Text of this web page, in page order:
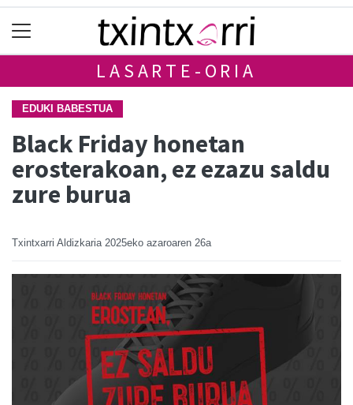
LASARTE-ORIA
EDUKI BABESTUA
Black Friday honetan
erosterakoan, ez ezazu saldu
zure burua
Txintxarri Aldizkaria 2025eko azaroaren 26a